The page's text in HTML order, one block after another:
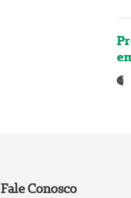
Fale Conosco